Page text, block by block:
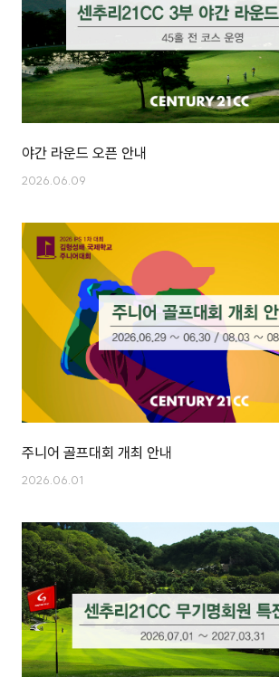
야간 라운드 오픈 안내
2026.06.09
주니어 골프대회 개최 안내
2026.06.01